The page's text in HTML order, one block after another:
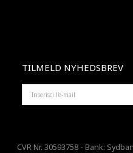
TILMELD NYHEDSBREV
MAIL
CVR Nr. 30593758 - Bank: